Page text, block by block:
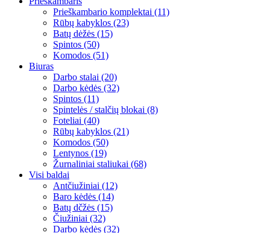
Prieškambario komplektai (11)
Rūbų kabyklos (23)
Batų dėžės (15)
Spintos (50)
Komodos (51)
Biuras
Darbo stalai (20)
Darbo kėdės (32)
Spintos (11)
Spintelės / stalčių blokai (8)
Foteliai (40)
Rūbų kabyklos (21)
Komodos (50)
Lentynos (19)
Žurnaliniai staliukai (68)
Visi baldai
Antčiužiniai (12)
Baro kėdės (14)
Batų dčžės (15)
Čiužiniai (32)
Darbo kėdės (32)